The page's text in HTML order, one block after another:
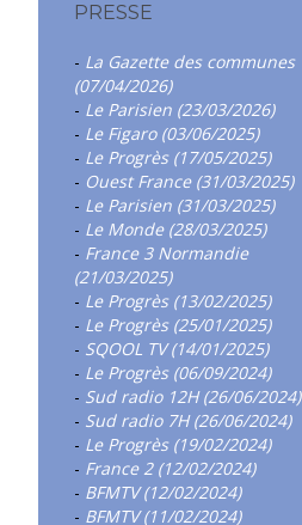
PRESSE
- La Gazette des communes
(07/04/2026)
- Le Parisien (23/03/2026)
- Le Figaro (03/06/2025)
- Le Progrès (17/05/2025)
- Ouest France (31/03/2025)
- Le Parisien (31/03/2025)
- Le Monde (28/03/2025)
- France 3 Normandie
(21/03/2025)
- Le Progrès (13/02/2025)
- Le Progrès (25/01/2025)
- SQOOL TV (14/01/2025)
- Le Progrès (06/09/2024)
- Sud radio 12H (26/06/2024)
- Sud radio 7H (26/06/2024)
- Le Progrès (19/02/2024)
- France 2 (12/02/2024)
- BFMTV (12/02/2024)
- BFMTV (11/02/2024)